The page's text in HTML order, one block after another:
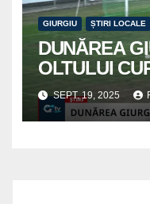
GIURGIU ȘTIRI LOCALE
DUNĂREA
OLTULUI
SEPT. 19, 2025